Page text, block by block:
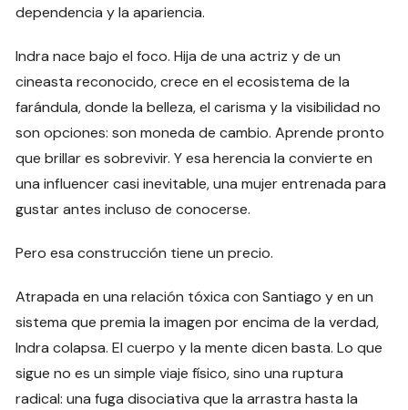
dependencia y la apariencia.
Indra nace bajo el foco. Hija de una actriz y de un
cineasta reconocido, crece en el ecosistema de la
farándula, donde la belleza, el carisma y la visibilidad no
son opciones: son moneda de cambio. Aprende pronto
que brillar es sobrevivir. Y esa herencia la convierte en
una influencer casi inevitable, una mujer entrenada para
gustar antes incluso de conocerse.
Pero esa construcción tiene un precio.
Atrapada en una relación tóxica con Santiago y en un
sistema que premia la imagen por encima de la verdad,
Indra colapsa. El cuerpo y la mente dicen basta. Lo que
sigue no es un simple viaje físico, sino una ruptura
radical: una fuga disociativa que la arrastra hasta la